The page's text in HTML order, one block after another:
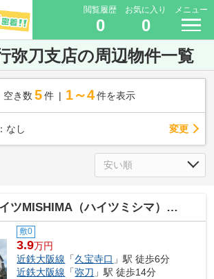
閲覧履歴
0
お気に入り
0
メニュー
弥刀支店の周辺物件一覧
空き数 5 件 1～4 件を表示
なし 変更
MISHIMA（ハイツミシマ）（久宝寺口賃貸）
敷0
3.9万円
近鉄大阪線 「久宝寺口 」駅 徒歩6分
近鉄大阪線 「弥刀 」駅 徒歩14分